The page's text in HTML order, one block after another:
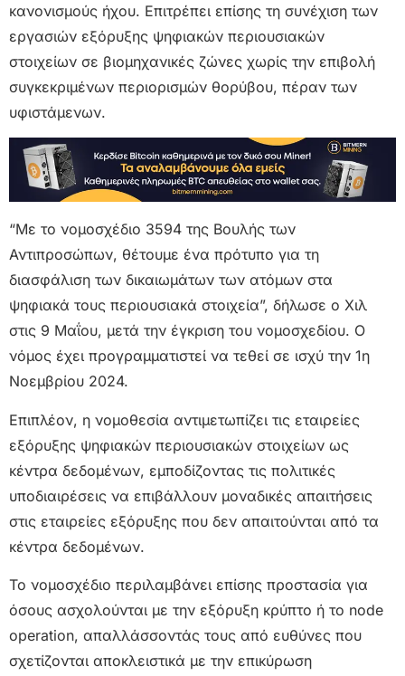
κανονισμούς ήχου. Επιτρέπει επίσης τη συνέχιση των
εργασιών εξόρυξης ψηφιακών περιουσιακών
στοιχείων σε βιομηχανικές ζώνες χωρίς την επιβολή
συγκεκριμένων περιορισμών θορύβου, πέραν των
υφιστάμενων.
“Με το νομοσχέδιο 3594 της Βουλής των
Αντιπροσώπων, θέτουμε ένα πρότυπο για τη
διασφάλιση των δικαιωμάτων των ατόμων στα
ψηφιακά τους περιουσιακά στοιχεία”, δήλωσε ο Χιλ
στις 9 Μαΐου, μετά την έγκριση του νομοσχεδίου. Ο
νόμος έχει προγραμματιστεί να τεθεί σε ισχύ την 1η
Νοεμβρίου 2024.
Επιπλέον, η νομοθεσία αντιμετωπίζει τις εταιρείες
εξόρυξης ψηφιακών περιουσιακών στοιχείων ως
κέντρα δεδομένων, εμποδίζοντας τις πολιτικές
υποδιαιρέσεις να επιβάλλουν μοναδικές απαιτήσεις
στις εταιρείες εξόρυξης που δεν απαιτούνται από τα
κέντρα δεδομένων.
Το νομοσχέδιο περιλαμβάνει επίσης προστασία για
όσους ασχολούνται με την εξόρυξη κρύπτο ή το node
operation, απαλλάσσοντάς τους από ευθύνες που
σχετίζονται αποκλειστικά με την επικύρωση